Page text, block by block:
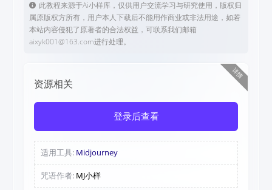
此教程来源于Ai小样库，仅供用户交流学习与研究使用，版权归
属原版权方所有，用户本人下载后不能用作商业或非法用途，如若
本站内容侵犯了原著者的合法权益，可联系我们邮箱
aixyk001@163.com进行处理。
详情
资源相关
登录后查看
适用工具: Midjourney
咒语作者: MJ小样